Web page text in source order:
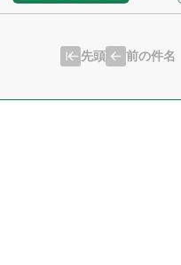
先頭 前の件名